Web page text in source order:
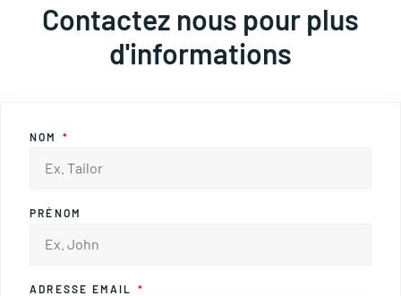
Contactez nous pour plus
d'informations
NOM
PRÉNOM
ADRESSE EMAIL